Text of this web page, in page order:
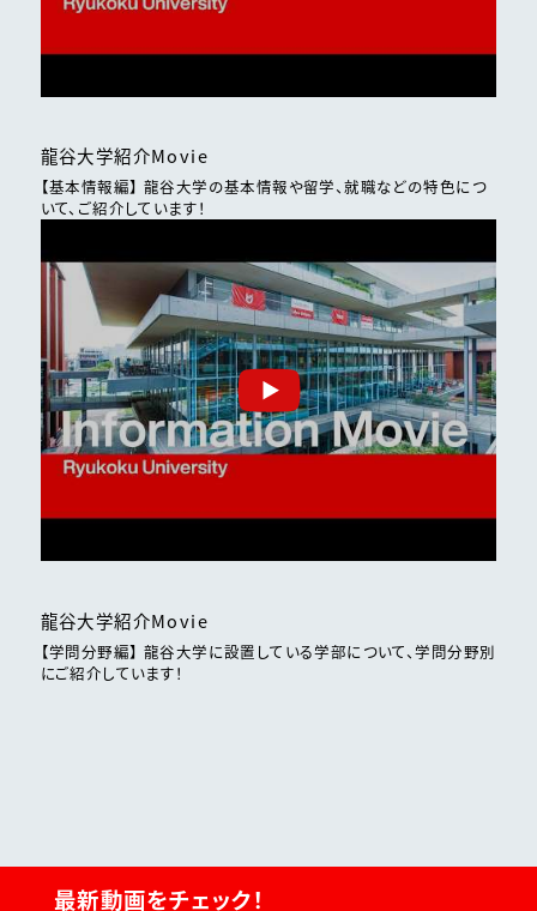
龍谷大学紹介Movie
【基本情報編】 龍谷大学の基本情報や留学、就職などの特色につ
いて、ご紹介しています！
龍谷大学紹介Movie
【学問分野編】 龍谷大学に設置している学部について、学問分野別
にご紹介しています！
最新動画をチェック！